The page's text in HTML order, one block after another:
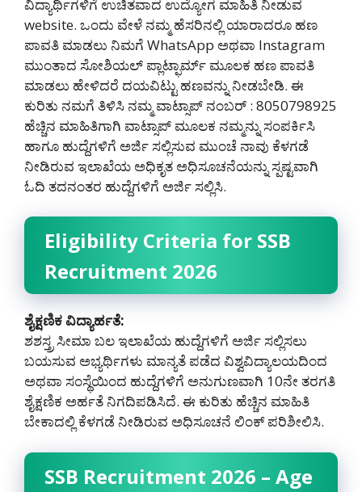
ವಿದ್ಯಾರ್ಥಿಗಳಿಗೆ ಉಚಿತವಾದ ಉದ್ಯೋಗ ಮಾಹಿತಿ ನೀಡುವ
website. ಒಂದು ವೇಳೆ ನಮ್ಮ ಹೆಸರಿನಲ್ಲಿ ಯಾರಾದರೂ ಹಣ
ಪಾವತಿ ಮಾಡಲು ನಿಮಗೆ WhatsApp ಅಥವಾ Instagram
ಮುಂತಾದ ಸೋಶಿಯಲ್ ಪ್ಲಾಟ್ಫಾರ್ಮ್ ಮೂಲಕ ಹಣ ಪಾವತಿ
ಮಾಡಲು ಹೇಳಿದರೆ ದಯವಿಟ್ಟು ಹಣವನ್ನು ನೀಡಬೇಡಿ‌. ಈ
ಕುರಿತು ನಮಗೆ ತಿಳಿಸಿ ನಮ್ಮ ವಾಟ್ಸಾಪ್ ನಂಬರ್ : 8050798925
ಹೆಚ್ಚಿನ ಮಾಹಿತಿಗಾಗಿ ವಾಟ್ಸಾಪ್ ಮೂಲಕ ನಮ್ಮನ್ನು ಸಂಪರ್ಕಿಸಿ
ಹಾಗೂ ಹುದ್ದೆಗಳಿಗೆ ಅರ್ಜಿ ಸಲ್ಲಿಸುವ ಮುಂಚೆ ನಾವು ಕೆಳಗಡೆ
ನೀಡಿರುವ ಇಲಾಖೆಯ ಅಧಿಕೃತ ಅಧಿಸೂಚನೆಯನ್ನು ಸ್ಪಷ್ಟವಾಗಿ
ಓದಿ ತದನಂತರ ಹುದ್ದೆಗಳಿಗೆ ಅರ್ಜಿ ಸಲ್ಲಿಸಿ.
Eligibility Criteria for SSB
Recruitment 2026
ಶೈಕ್ಷಣಿಕ ವಿದ್ಯಾರ್ಹತೆ:
ಶಶಸ್ತ್ರ ಸೀಮಾ ಬಲ ಇಲಾಖೆಯ ಹುದ್ದೆಗಳಿಗೆ ಅರ್ಜಿ ಸಲ್ಲಿಸಲು
ಬಯಸುವ ಅಭ್ಯರ್ಥಿಗಳು ಮಾನ್ಯತೆ ಪಡೆದ ವಿಶ್ವವಿದ್ಯಾಲಯದಿಂದ
ಅಥವಾ ಸಂಸ್ಥೆಯಿಂದ ಹುದ್ದೆಗಳಿಗೆ ಅನುಗುಣವಾಗಿ 10ನೇ ತರಗತಿ
ಶೈಕ್ಷಣಿಕ ಅರ್ಹತೆ ನಿಗದಿಪಡಿಸಿದೆ. ಈ ಕುರಿತು ಹೆಚ್ಚಿನ ಮಾಹಿತಿ
ಬೇಕಾದಲ್ಲಿ ಕೆಳಗಡೆ ನೀಡಿರುವ ಅಧಿಸೂಚನೆ ಲಿಂಕ್ ಪರಿಶೀಲಿಸಿ.
SSB Recruitment 2026 – Age